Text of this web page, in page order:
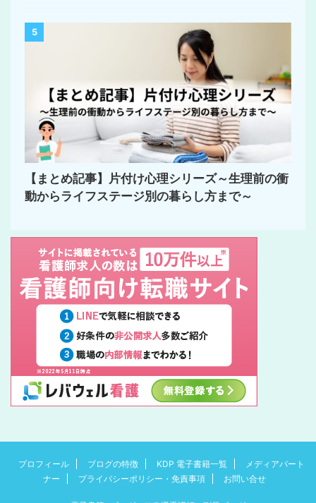
5
【まとめ記事】片付け心理シリーズ～生理前の衝
動からライフステージ別の暮らし方まで～
プロフィール ブログの特徴 KDP 電子書籍一覧
メディアパート
ナー
プライバシーポリシー・免責事項 お問い合せ